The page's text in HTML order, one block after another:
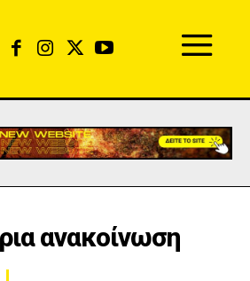
ανακοίνωση